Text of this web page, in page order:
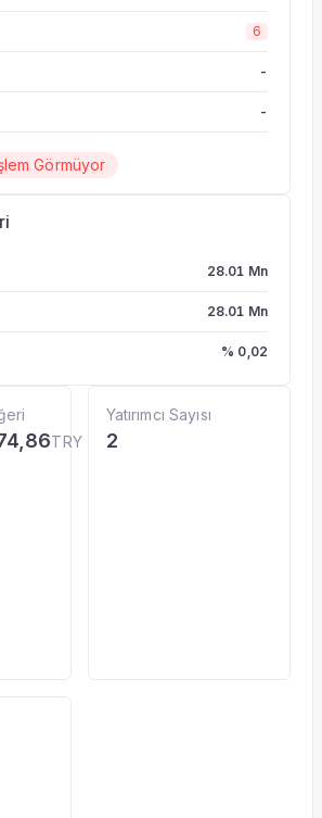
6
-
-
Görmüyor
28.01 Mn
28.01 Mn
% 0,02
TRY
Yatırımcı Sayısı
2